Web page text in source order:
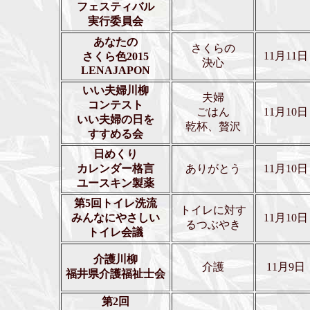
フェスティバル
実行委員会
あなたの
さくら色2015
LENAJAPON
さくらの
決心
11月11日
いい夫婦川柳
コンテスト
いい夫婦の日を
すすめる会
夫婦
ごはん
乾杯、贅沢
11月10日
日めくり
カレンダー格言
ユースキン製薬
ありがとう 11月10日
第5回トイレ洗流
みんなにやさしい
トイレ会議
トイレに対す
るつぶやき
11月10日
介護川柳
福井県介護福祉士会
介護 11月9日
第2回